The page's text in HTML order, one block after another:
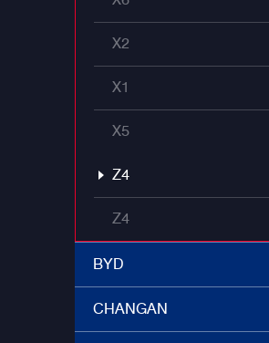
X2
X1
X5
Z4
Z4
BYD
CHANGAN